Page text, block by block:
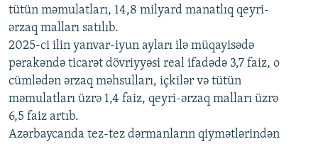
tütün məmulatları, 14,8 milyard manatlıq qeyri-
ərzaq malları satılıb.
2025-ci ilin yanvar-iyun ayları ilə müqayisədə
pərakəndə ticarət dövriyyəsi real ifadədə 3,7 faiz, o
cümlədən ərzaq məhsulları, içkilər və tütün
məmulatları üzrə 1,4 faiz, qeyri-ərzaq malları üzrə
6,5 faiz artıb.
Azərbaycanda tez-tez dərmanların qiymətlərindən